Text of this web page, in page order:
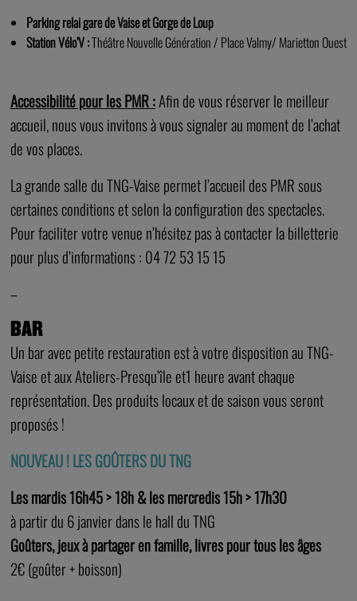
Parking relai gare de Vaise et Gorge de Loup
Station Vélo’V :Théâtre Nouvelle Génération / Place Valmy/ Marietton Ouest
Accessibilité pour les PMR :Afin de vous réserver le meilleur
accueil, nous vous invitons à vous signaler au moment de l’achat
de vos places.
La grande salle du TNG-Vaise permet l’accueil des PMR sous
certaines conditions et selon la configuration des spectacles.
Pour faciliter votre venue n’hésitez pas à contacter la billetterie
pour plus d’informations : 04 72 53 15 15
–
BAR
Un bar avec petite restauration est à votre disposition au TNG-
Vaise et aux Ateliers-Presqu’île et1 heure avant chaque
représentation. Des produits locaux et de saison vous seront
proposés !
NOUVEAU ! LES GOÛTERS DU TNG
Les mardis 16h45 > 18h & les mercredis 15h > 17h30
à partir du 6 janvier dans le hall du TNG
Goûters, jeux à partager en famille, livres pour tous les âges
2€ (goûter + boisson)